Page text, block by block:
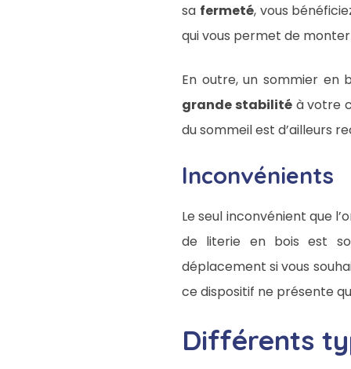
sa fermeté, vous
qui vous permet de
En outre, un sommier
grande stabilitéà votre
du sommeil est d’ailleurs
Inconvénients
Le seul inconvénient que
de literie en bois est
déplacement si vous
ce dispositif ne présente
Différents